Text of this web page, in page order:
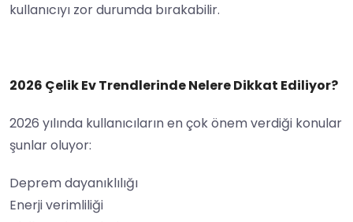
kullanıcıyı zor durumda bırakabilir.
2026 Çelik Ev Trendlerinde Nelere Dikkat Ediliyor?
2026 yılında kullanıcıların en çok önem verdiği konular
şunlar oluyor:
Deprem dayanıklılığı
Enerji verimliliği